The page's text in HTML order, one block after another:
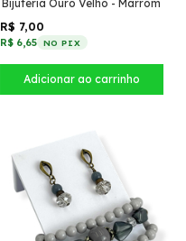
Bijuteria Ouro Velho - Marrom
R$ 7,00
R$ 6,65 NO PIX